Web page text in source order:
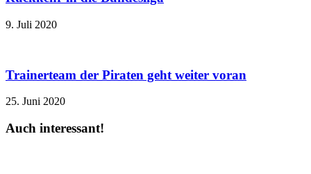
9. Juli 2020
Trainerteam der Piraten geht weiter voran
25. Juni 2020
Auch interessant!